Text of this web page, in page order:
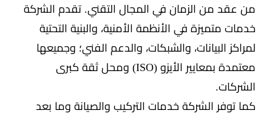
من عقد من الزمان في المجال التقني. تقدم الشركة
خدمات متميزة في الأنظمة الأمنية، والبنية التحتية
لمراكز البيانات، والشبكات، والدعم الفني؛ وجميعها
معتمدة بمعايير الأيزو (ISO) ومحل ثقة كبرى
الشركات.
كما توفر الشركة خدمات التركيب والصيانة وما بعد